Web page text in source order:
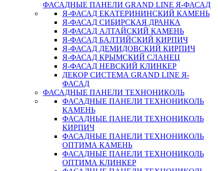
ФАСАДНЫЕ ПАНЕЛИ GRAND LINE Я-ФАСАД
Я-ФАСАД ЕКАТЕРИНИНСКИЙ КАМЕНЬ
Я-ФАСАД СИБИРСКАЯ ДРАНКА
Я-ФАСАД АЛТАЙСКИЙ КАМЕНЬ
Я-ФАСАД БАЛТИЙСКИЙ КИРПИЧ
Я-ФАСАД ДЕМИДОВСКИЙ КИРПИЧ
Я-ФАСАД КРЫМСКИЙ СЛАНЕЦ
Я-ФАСАД НЕВСКИЙ КЛИНКЕР
ДЕКОР СИСТЕМА GRAND LINE Я-
ФАСАД
ФАСАДНЫЕ ПАНЕЛИ ТЕХНОНИКОЛЬ
ФАСАДНЫЕ ПАНЕЛИ ТЕХНОНИКОЛЬ
КАМЕНЬ
ФАСАДНЫЕ ПАНЕЛИ ТЕХНОНИКОЛЬ
КИРПИЧ
ФАСАДНЫЕ ПАНЕЛИ ТЕХНОНИКОЛЬ
ОПТИМА КАМЕНЬ
ФАСАДНЫЕ ПАНЕЛИ ТЕХНОНИКОЛЬ
ОПТИМА КЛИНКЕР